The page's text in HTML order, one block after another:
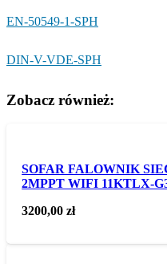
EN-50549-1-SPH
DIN-V-VDE-SPH
Zobacz również:
SOFAR FALOWNIK
2MPPT WIFI 11KTLX-
3200,00zł